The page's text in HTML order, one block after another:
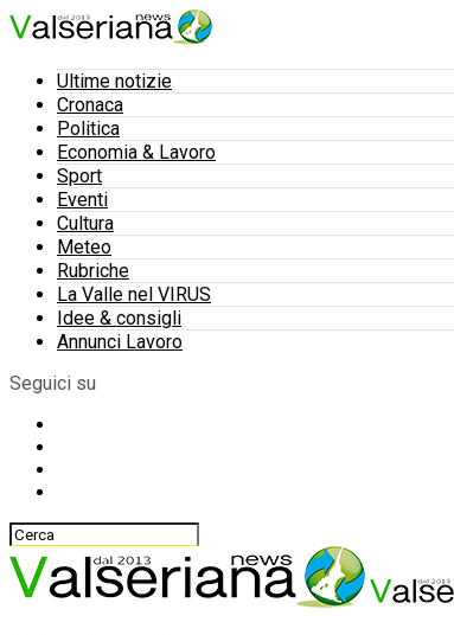
Ultime notizie
Cronaca
Politica
Economia & Lavoro
Sport
Eventi
Cultura
Meteo
Rubriche
La Valle nel VIRUS
Idee & consigli
Annunci Lavoro
Seguici su